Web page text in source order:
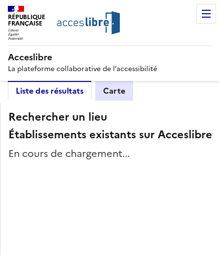
RÉPUBLIQUE
FRANÇAISE
Acceslibre
La plateforme collaborative de l’accessibilité
Liste des résultats Carte
Rechercher un lieu
Établissements existants sur Acceslibre
En cours de chargement...